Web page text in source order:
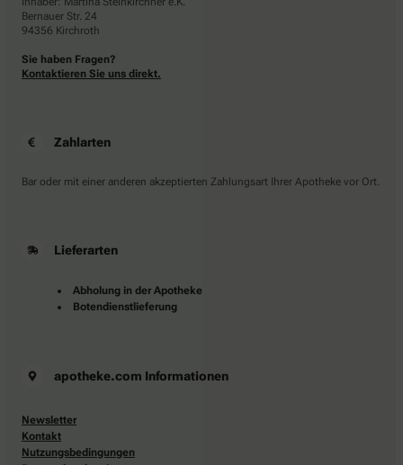
Bernauer Str. 24
94356 Kirchroth
Sie haben Fragen?
Kontaktieren Sie uns direkt.
Zahlarten
Bar oder mit einer anderen akzeptierten Zahlungsart Ihrer Apotheke vor Ort.
Lieferarten
Abholung in der Apotheke
Botendienstlieferung
apotheke.com Informationen
Newsletter
Kontakt
Nutzungsbedingungen